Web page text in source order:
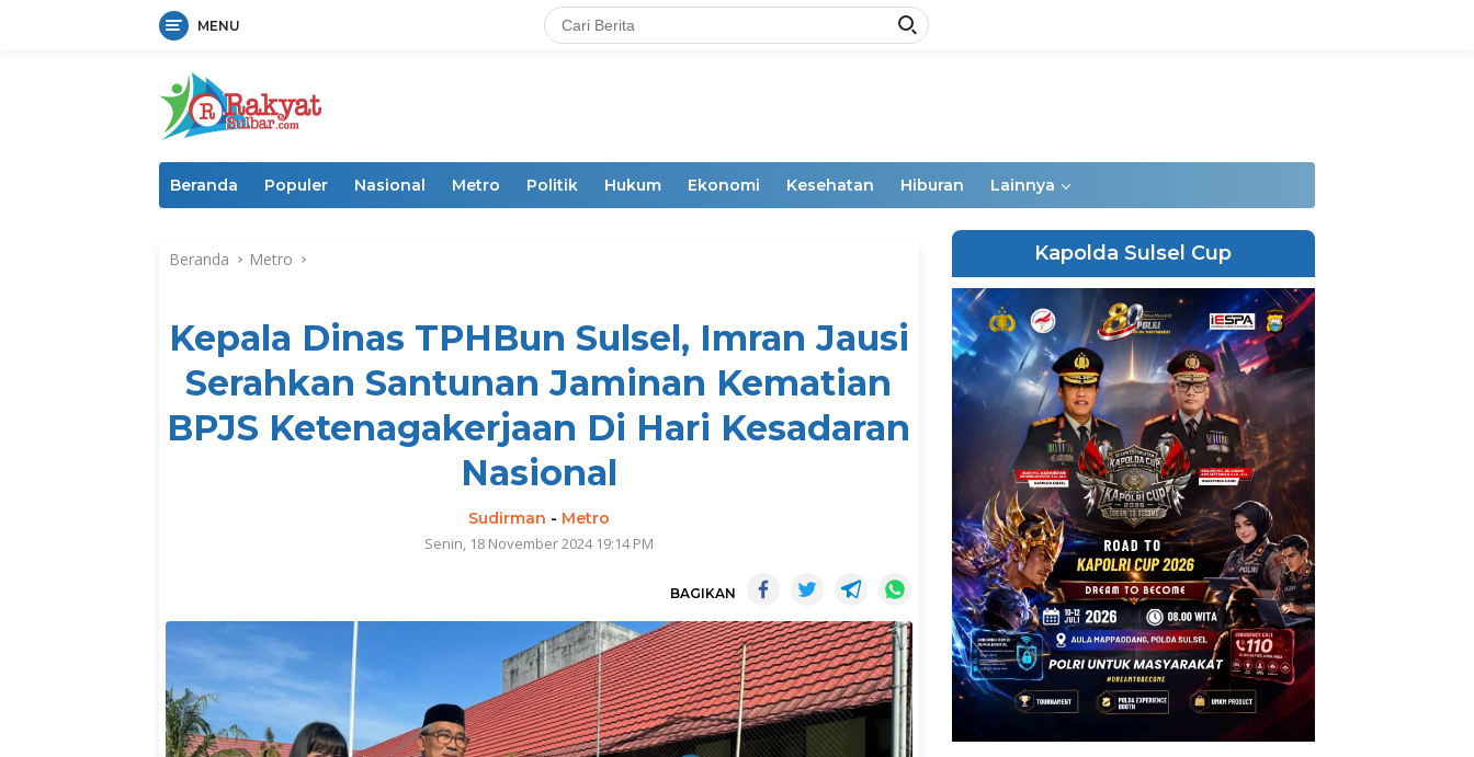
MENU
Beranda Populer Nasional Metro Politik Hukum Ekonomi Kesehatan Hiburan Lainnya
Beranda Metro
Kepala Dinas TPHBun Sulsel, Imran Jausi
Serahkan Santunan Jaminan Kematian
BPJS Ketenagakerjaan Di Hari Kesadaran
Nasional
Sudirman - Metro
Senin, 18 November 2024 19:14 PM
BAGIKAN
Kapolda Sulsel Cup